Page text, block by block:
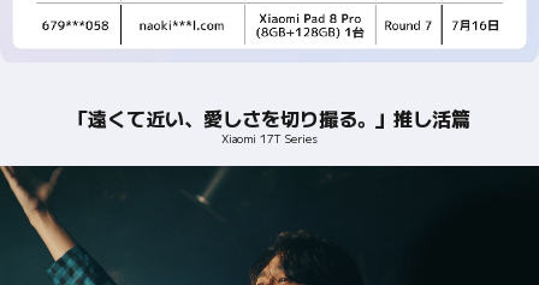
「遠くて近い、愛しさを切り撮る。」推し活篇
Xiaomi 17T Series